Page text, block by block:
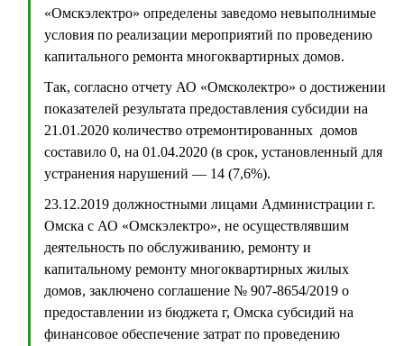
«Омскэлектро» определены заведомо невыполнимые
условия по реализации мероприятий по проведению
капитального ремонта многоквартирных домов.
Так, согласно отчету АО «Омсколектро» о достижении
показателей результата предоставления субсидии на
21.01.2020 количество отремонтированных домов
составило 0, на 01.04.2020 (в срок, установленный для
устранения нарушений — 14 (7,6%).
23.12.2019 должностными лицами Администрации г.
Омска с АО «Омскэлектро», не осуществлявшим
деятельность по обслуживанию, ремонту и
капитальному ремонту многоквартирных жилых
домов, заключено соглашение № 907-8654/2019 о
предоставлении из бюджета г, Омска субсидий на
финансовое обеспечение затрат по проведению